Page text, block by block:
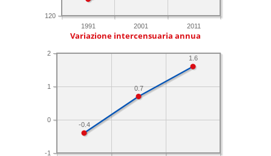
1991 2001 2011
120
Variazione intercensuaria annua
-1
0
1
2
1.6
0.7
-0.4